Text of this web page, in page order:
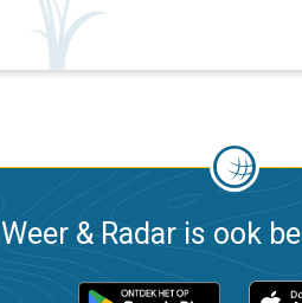
Weer & Radar is ook